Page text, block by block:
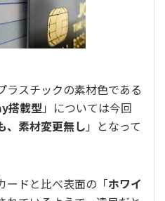
ラスチックの素材色である
搭載型」については今回
、素材変更無し 」となって
ードと比べ表面の「ホワイ